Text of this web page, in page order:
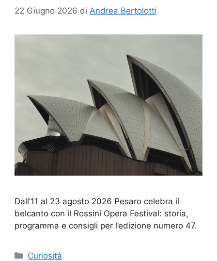
22 Giugno 2026 di Andrea Bertolotti
Dall’11 al 23 agosto 2026 Pesaro celebra il
belcanto con il Rossini Opera Festival: storia,
programma e consigli per l’edizione numero 47.
Categorie
Curiosità